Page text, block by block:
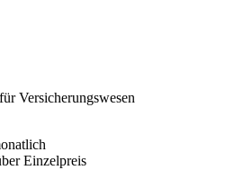
Einzelpreis